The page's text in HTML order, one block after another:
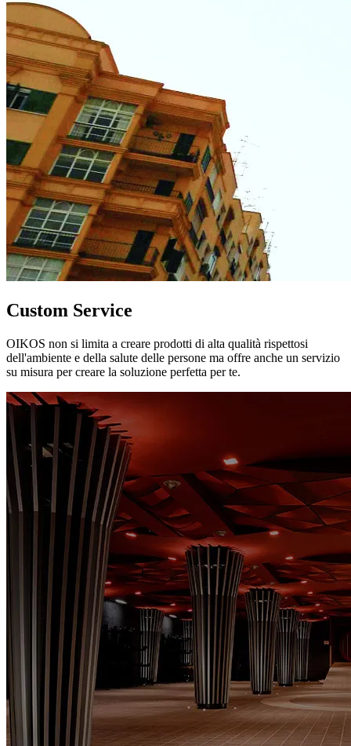
Custom Service
OIKOS non si limita a creare prodotti di alta qualità rispettosi
dell'ambiente e della salute delle persone ma offre anche un servizio
su misura per creare la soluzione perfetta per te.